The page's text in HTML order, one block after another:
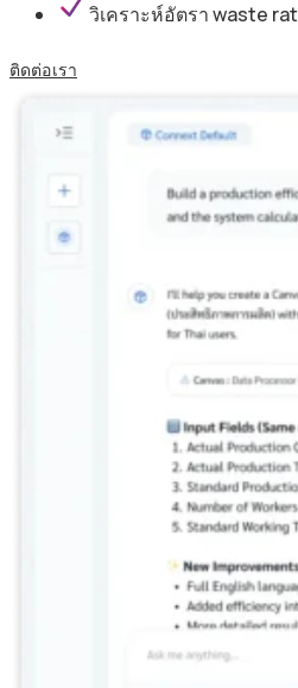
วิเคราะห์อัตรา waste
ติดต่อเรา